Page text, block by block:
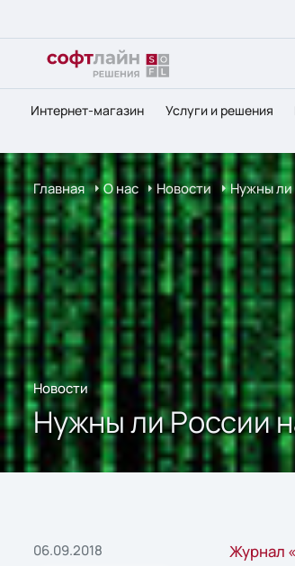
Интернет-магазин Услуги и решения
Главная О нас Новости Нужны ли
Новости
Нужны ли России
06.09.2018 Журнал